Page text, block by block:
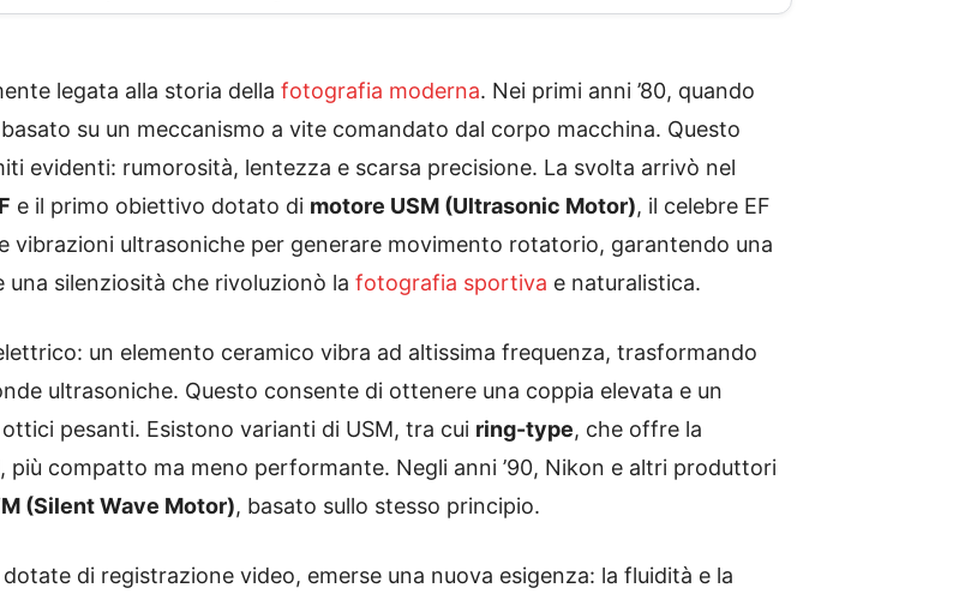
legata alla storia della fotografia moderna. Nei primi anni ’80, quando
su un meccanismo a vite comandato dal corpo macchina. Questo
evidenti: rumorosità, lentezza e scarsa precisione. La svolta arrivò nel
e il primo obiettivo dotato di motore USM (Ultrasonic Motor), il celebre EF
vibrazioni ultrasoniche per generare movimento rotatorio, garantendo una
silenziosità che rivoluzionò la fotografia sportiva e naturalistica.
un elemento ceramico vibra ad altissima frequenza, trasformando
ultrasoniche. Questo consente di ottenere una coppia elevata e un
pesanti. Esistono varianti di USM, tra cui ring-type, che offre la
, più compatto ma meno performante. Negli anni ’90, Nikon e altri produttori
(Silent Wave Motor), basato sullo stesso principio.
di registrazione video, emerse una nuova esigenza: la fluidità e la